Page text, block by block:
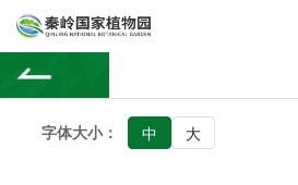
字体大小： 中 大